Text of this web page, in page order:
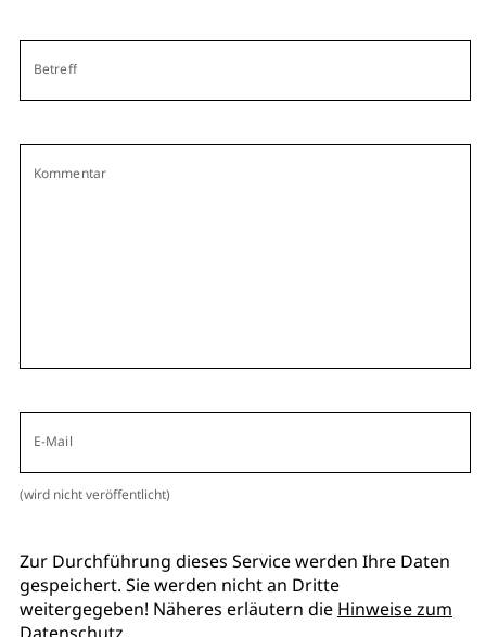
Betreff
Kommentar
E-Mail
(wird nicht veröffentlicht)
Zur Durchführung dieses Service werden Ihre Daten
gespeichert. Sie werden nicht an Dritte
weitergegeben! Näheres erläutern die Hinweise zum